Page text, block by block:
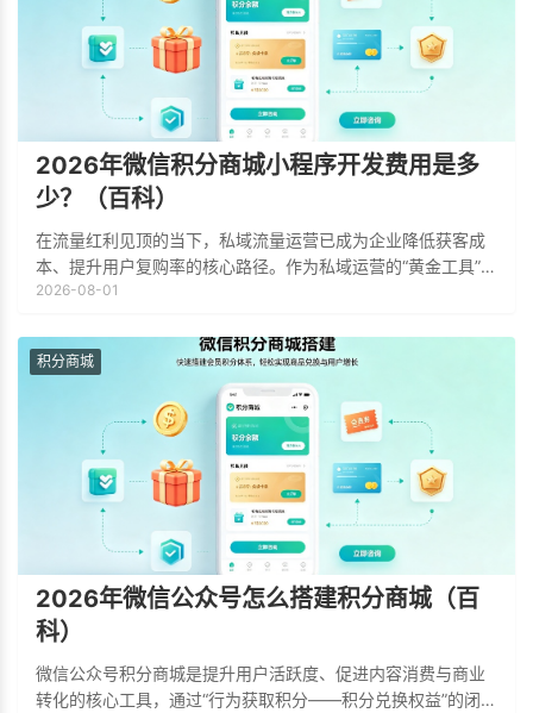
2026年微信积分商城小程序开发费用是多
少？（百科）
在流量红利见顶的当下，私域流量运营已成为企业降低获客成
本、提升用户复购率的核心路径。作为私域运营的“黄金工具”，
微信积分商城小程序凭借无需下载、即用即走且能与微信生态
2026-08-01
积分商城
2026年微信公众号怎么搭建积分商城（百
科）
微信公众号积分商城是提升用户活跃度、促进内容消费与商业
转化的核心工具，通过“行为获取积分——积分兑换权益”的闭环